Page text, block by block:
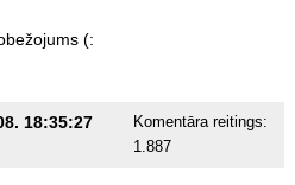
(:
18:35:27
Komentāra reitings:
1.887